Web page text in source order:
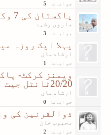
جوابات: 5
پاکستان کی 7 وکٹوں سے جیت
ھارون رشید
جوابات: 3
پہلا ایک روزہ
ارشادمان
جوابات: 1
ویمنز کرکٹ-
20/20ٹائٹل جیت لیا
ارشادمان
جوابات: 0
ذوالقرنین کی
محبوب خان
جوابات: 2